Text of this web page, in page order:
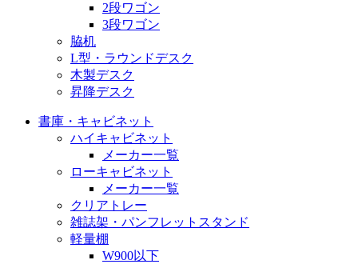
2段ワゴン
3段ワゴン
脇机
L型・ラウンドデスク
木製デスク
昇降デスク
書庫・キャビネット
ハイキャビネット
メーカー一覧
ローキャビネット
メーカー一覧
クリアトレー
雑誌架・パンフレットスタンド
軽量棚
W900以下